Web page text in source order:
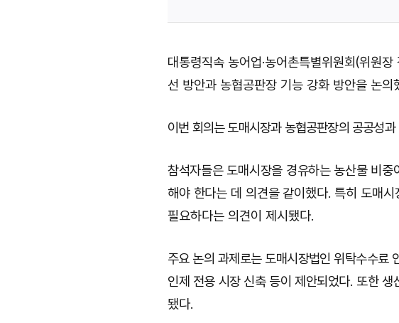
대통령직속 농어업·농어촌특별위원회 (위원장
선 방안과 농협공판장 기능 강화 방안을 논의
이번 회의는 도매시장과 농협공판장의 공공성
참석자들은 도매시장을 경유하는 농산물 비중
해야 한다는 데 의견을 같이했다. 특히 도매시
필요하다는 의견이 제시됐다.
주요 논의 과제로는 도매시장법인 위탁수수료
인제 전용 시장 신축 등이 제안되었다. 또한 생
됐다.